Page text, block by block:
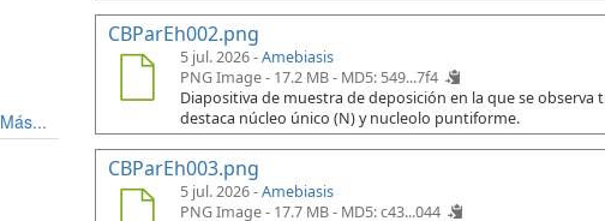
Más...
CBParEh002.png
5 jul. 2026 -Amebiasis
PNG Image - 17.2 MB - MD5: 549...7f4
Diapositiva de muestra de deposición en la que se
destaca núcleo único (N) y nucleolo puntiforme.
CBParEh003.png
5 jul. 2026 -Amebiasis
PNG Image - 17.7 MB - MD5: c43...044